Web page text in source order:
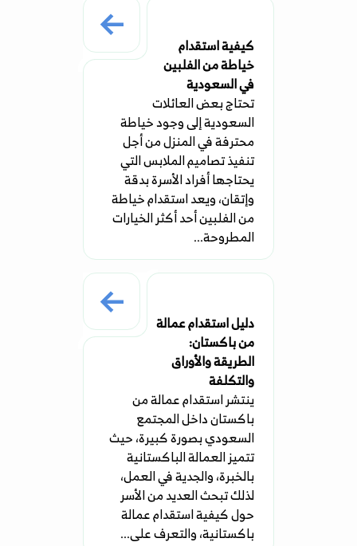
كيفية استقدام
خياطة من الفلبين
في السعودية
تحتاج بعض العائلات
السعودية إلى وجود خياطة
محترفة في المنزل من أجل
تنفيذ تصاميم الملابس التي
يحتاجها أفراد الأسرة بدقة
وإتقان، ويعد استقدام خياطة
من الفلبين أحد أكثر الخيارات
المطروحة...
دليل استقدام عمالة
من باكستان:
الطريقة والأوراق
والتكلفة
ينتشر استقدام عمالة من
باكستان داخل المجتمع
السعودي بصورة كبيرة، حيث
تتميز العمالة الباكستانية
بالخبرة، والجدية في العمل،
لذلك تبحث العديد من الأسر
حول كيفية استقدام عمالة
باكستانية، والتعرف على...